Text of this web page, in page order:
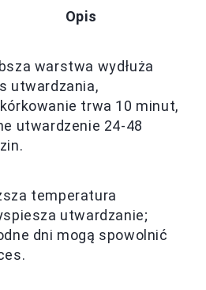
Opis
warstwa wydłuża
utwardzania,
trwa 10 minut,
utwardzenie 24-48
temperatura
utwardzanie;
dni mogą spowolnić